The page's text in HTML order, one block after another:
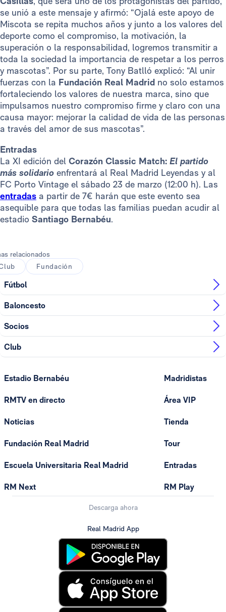
se unió a este mensaje y afirmó: “Ojalá este apoyo de
Miscota se repita muchos años y junto a los valores del
deporte como el compromiso, la motivación, la
superación o la responsabilidad, logremos transmitir a
toda la sociedad la importancia de respetar a los perros
y mascotas”. Por su parte, Tony Batlló explicó: “Al unir
fuerzas con la Fundación Real Madrid no solo estamos
fortaleciendo los valores de nuestra marca, sino que
impulsamos nuestro compromiso firme y claro con una
causa mayor: mejorar la calidad de vida de las personas
a través del amor de sus mascotas”.
Entradas
La XI edición del Corazón Classic Match: El partido
más solidario enfrentará al Real Madrid Leyendas y al
FC Porto Vintage el sábado 23 de marzo (12:00 h). Las
entradas a partir de 7€ harán que este evento sea
asequible para que todas las familias puedan acudir al
estadio Santiago Bernabéu.
relacionados
Fundación
Fútbol
Baloncesto
Socios
Club
Estadio Bernabéu
RMTV en directo
Noticias
Fundación Real Madrid
Escuela Universitaria Real Madrid
RM Next
Madridistas
Área VIP
Tienda
Tour
Entradas
RM Play
Descarga ahora
Real Madrid App